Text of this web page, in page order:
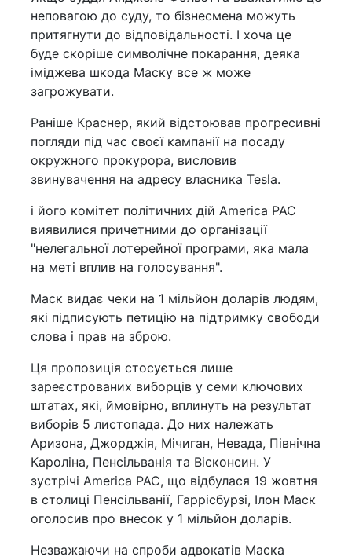
неповагою до суду, то бізнесмена можуть
притягнути до відповідальності. І хоча це
буде скоріше символічне покарання, деяка
іміджева шкода Маску все ж може
загрожувати.
Раніше Краснер, який відстоював прогресивні
погляди під час своєї кампанії на посаду
окружного прокурора, висловив
звинувачення на адресу власника Tesla.
і його комітет політичних дій America PAC
виявилися причетними до організації
"нелегальної лотерейної програми, яка мала
на меті вплив на голосування".
Маск видає чеки на 1 мільйон доларів людям,
які підписують петицію на підтримку свободи
слова і прав на зброю.
Ця пропозиція стосується лише
зареєстрованих виборців у семи ключових
штатах, які, ймовірно, вплинуть на результат
виборів 5 листопада. До них належать
Аризона, Джорджія, Мічиган, Невада, Північна
Кароліна, Пенсільванія та Вісконсин. У
зустрічі America PAC, що відбулася 19 жовтня
в столиці Пенсільванії, Гаррісбурзі, Ілон Маск
оголосив про внесок у 1 мільйон доларів.
Незважаючи на спроби адвокатів Маска